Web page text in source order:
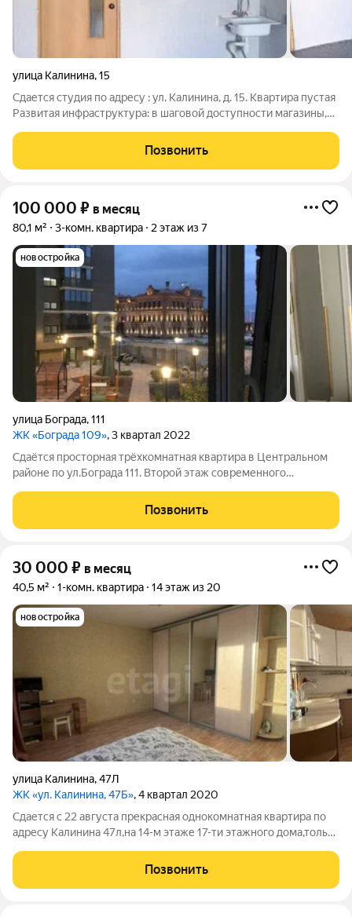
улица Калинина,15
Сдается студия по адресу : ул. Калинина, д. 15. Квартира пустая
Развитая инфраструктура: в шаговой доступности магазины,
транспорта. Удобная транспортная развязка, всё необходимое
для
Позвонить
100 000 ₽ в месяц
80,1 м² 3-комн. квартира 2 этаж из 7
новостройка
улица Бограда,111
ЖК «Бограда 109», 3 квартал 2022
Сдаётся просторная трёхкомнатная квартира в Центральном
районе по ул.Бограда 111. Второй этаж современного
квартиры составляет 80,1 кв. м, высота потолков 2,9 метра.
Окна выходят во двор, что
Позвонить
30 000 ₽ в месяц
40,5 м² 1-комн. квартира 14 этаж из 20
новостройка
улица Калинина,47Л
ЖК «ул. Калинина, 47Б», 4 квартал 2020
Сдается с 22 августа прекрасная однокомнатная квартира по
адресу Калинина 47л,на 14-м этаже 17-ти этажного дома,только
проживания,можно с питомцем . Имеется вся необходимая
мебель и бытовая техника
Позвонить